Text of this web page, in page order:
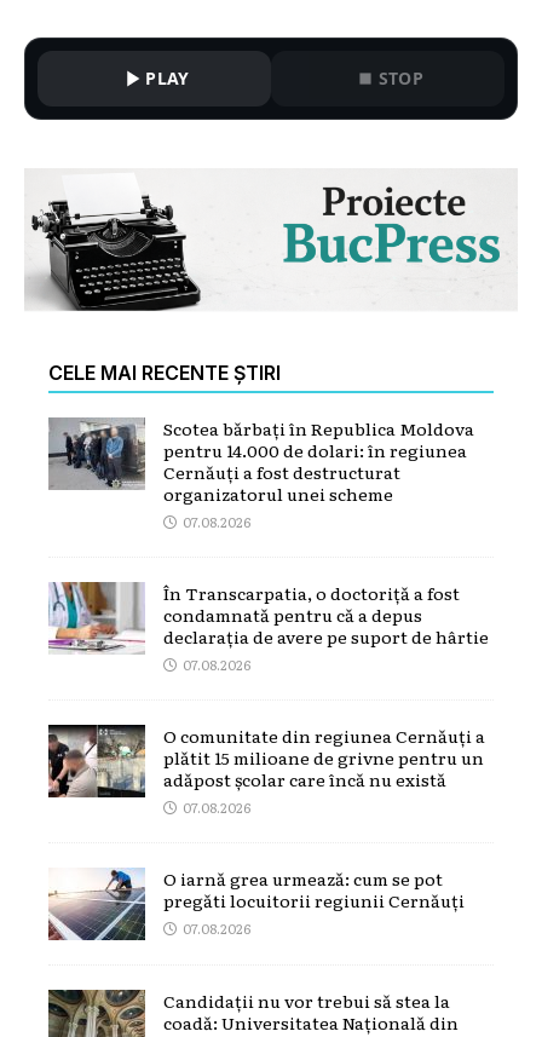
PLAY STOP
CELE MAI RECENTE ȘTIRI
Scotea bărbați în Republica Moldova
pentru 14.000 de dolari: în regiunea
Cernăuți a fost destructurat
organizatorul unei scheme
07.08.2026
În Transcarpatia, o doctoriță a fost
condamnată pentru că a depus
declarația de avere pe suport de hârtie
07.08.2026
O comunitate din regiunea Cernăuți a
plătit 15 milioane de grivne pentru un
adăpost școlar care încă nu există
07.08.2026
O iarnă grea urmează: cum se pot
pregăti locuitorii regiunii Cernăuți
07.08.2026
Candidații nu vor trebui să stea la
coadă: Universitatea Națională din